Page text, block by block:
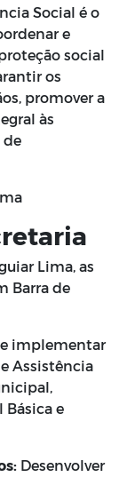
Social é o
e
social
os
promover a
às
de
Lima, as
Barra de
implementar
Assistência
Básica e
Desenvolver